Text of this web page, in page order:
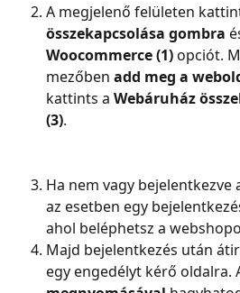
A megjelenő felületen
összekapcsolása gombra
Woocommerce (1) opciót.
mezőben add meg a
kattints a Webáruház
(3).
Ha nem vagy bejelentkezve
az esetben egy
ahol beléphetsz a
Majd bejelentkezés után
egy engedélyt kérő oldalra.